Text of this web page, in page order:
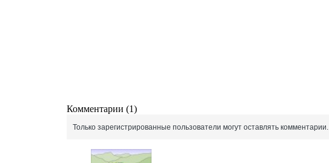
Комментарии (1)
Только зарегистрированные пользователи могут оставлять комментарии.